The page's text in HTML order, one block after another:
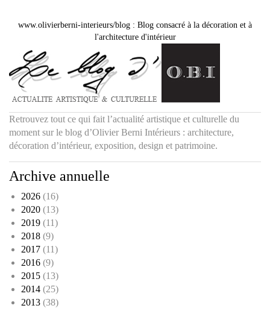
www.olivierberni-interieurs/blog : Blog consacré à la décoration et à
l'architecture d'intérieur
Retrouvez tout ce qui fait l’actualité artistique et culturelle du
moment sur le blog d’Olivier Berni Intérieurs : architecture,
décoration d’intérieur, exposition, design et patrimoine.
Archive annuelle
2026 (16)
2020 (13)
2019 (11)
2018 (9)
2017 (11)
2016 (9)
2015 (13)
2014 (25)
2013 (38)